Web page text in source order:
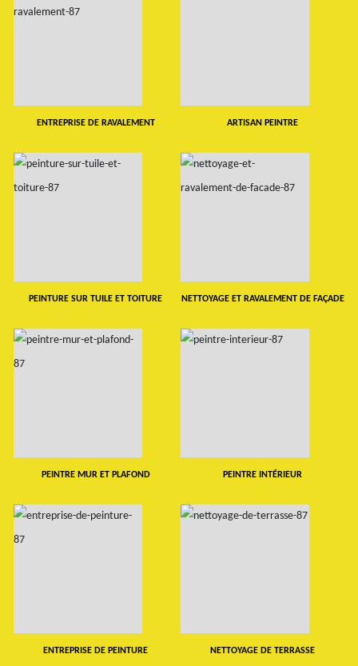
ENTREPRISE DE RAVALEMENT ARTISAN PEINTRE
PEINTURE SUR TUILE ET TOITURE NETTOYAGE ET RAVALEMENT DE FAÇADE
PEINTRE MUR ET PLAFOND PEINTRE INTÉRIEUR
ENTREPRISE DE PEINTURE NETTOYAGE DE TERRASSE